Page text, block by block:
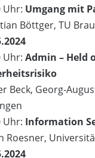
Uhr: Umgang mit
Böttger, TU
Uhr: Admin – Held
Beck, Georg-
Uhr: Information
Roesner,